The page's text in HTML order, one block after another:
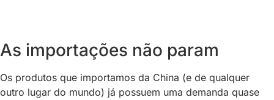
As importações não param
Os produtos que importamos da China (e de qualquer
outro lugar do mundo) já possuem uma demanda quase